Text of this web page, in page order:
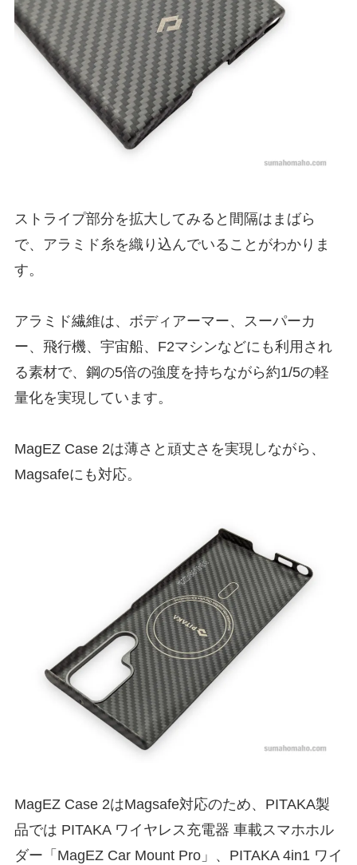
ストライプ部分を拡大してみると間隔はまばら
で、アラミド糸を織り込んでいることがわかりま
す。
アラミド繊維は、ボディアーマー、スーパーカ
ー、飛行機、宇宙船、F2マシンなどにも利用され
る素材で、鋼の5倍の強度を持ちながら約1/5の軽
量化を実現しています。
MagEZ Case 2は薄さと頑丈さを実現しながら、
Magsafeにも対応。
MagEZ Case 2はMagsafe対応のため、PITAKA製
品では PITAKA ワイヤレス充電器 車載スマホホル
ダー「MagEZ Car Mount Pro」、PITAKA 4in1 ワイ